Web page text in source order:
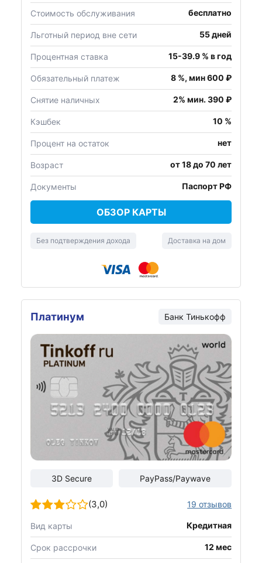
Стоимость обслуживания бесплатно
Льготный период вне сети 55 дней
Процентная ставка 15-39.9 % в год
Обязательный платеж 8 %, мин 600 ₽
Снятие наличных 2% мин. 390 ₽
Кэшбек 10 %
Процент на остаток нет
Возраст от 18 до 70 лет
Документы Паспорт РФ
ОБЗОР КАРТЫ
Без подтверждения дохода Доставка на дом
Платинум Банк Тинькофф
3D Secure PayPass/Paywave
(3,0) 19 отзывов
Вид карты Кредитная
Срок рассрочки 12 мес